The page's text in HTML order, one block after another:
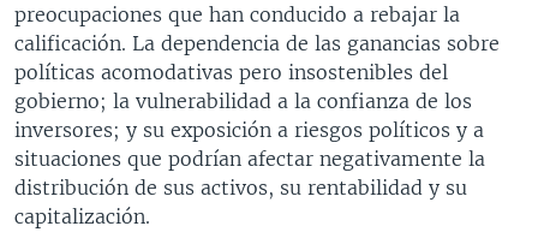
preocupaciones que han conducido a rebajar la
calificación. La dependencia de las ganancias sobre
políticas acomodativas pero insostenibles del
gobierno; la vulnerabilidad a la confianza de los
inversores; y su exposición a riesgos políticos y a
situaciones que podrían afectar negativamente la
distribución de sus activos, su rentabilidad y su
capitalización.